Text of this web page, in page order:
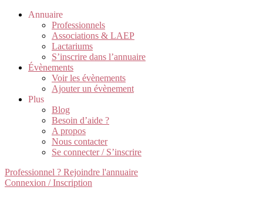
Annuaire
Professionnels
Associations & LAEP
Lactariums
S’inscrire dans l’annuaire
Évènements
Voir les évènements
Ajouter un évènement
Plus
Blog
Besoin d’aide ?
A propos
Nous contacter
Se connecter / S’inscrire
Professionnel ? Rejoindre l'annuaire
Connexion / Inscription